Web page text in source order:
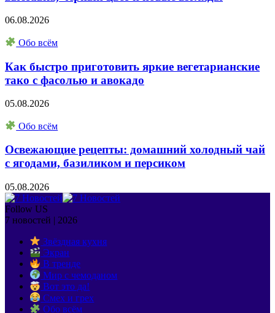
06.08.2026
Обо всём
Как быстро приготовить яркие вегетарианские
тако с фасолью и авокадо
05.08.2026
Обо всём
Освежающие рецепты: домашний холодный чай
с ягодами, базиликом и персиком
05.08.2026
Follow US
7 новостей | 2026
Звёздная кухня
Экран
В тренде
Мир с чемоданом
Вот это да!
Смех и грех
Обо всём